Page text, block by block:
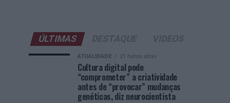
ÚLTIMAS
ATUALIDADE 21 horas atrás
Cultura digital pode
“comprometer” a criatividade
antes de “provocar” mudanças
genéticas, diz neurocientista